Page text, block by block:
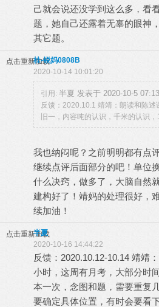
己就会说还没学到这么多，看
题，她自己还露着无辜的眼神
其它题。
点击重新加载桂-锐妈0808B
2020-10-14 10:01:20
引用: 半夏 发表于 2020-10-5 07:13
反馈：2020.10.1 靖靖：朗读和陈
旧一，内容吨的认识，千米的认识，
我也纳闷呢？之前明明都有点
继续点评后面部分的吧！单位
什么决窍，做多了，大脑自然
建构好了！靖妈的处理很好，
续加油！
点击重新加载
半夏
2020-10-16 14:44:22
反馈：2020.10.12-10.14 靖靖
小时，这周有月考，大部分
本一次，念图和题，需要重复
要确定具体位置，有时会要看